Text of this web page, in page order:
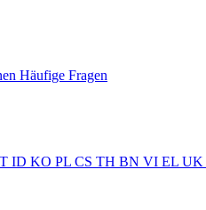
Häufige Fragen
ID KO PL CS TH BN VI EL UK